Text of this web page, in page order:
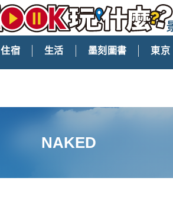
住宿 生活 墨刻圖書 東京
NAKED